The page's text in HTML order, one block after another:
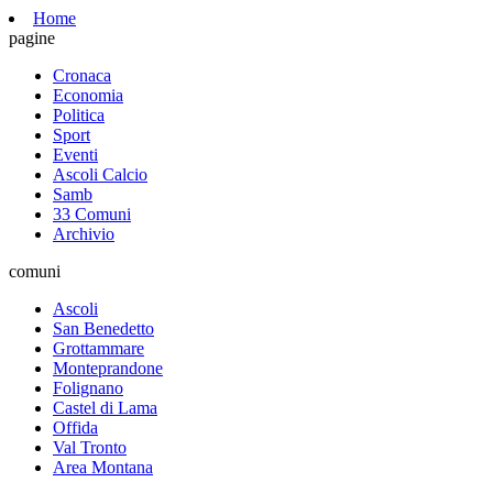
Home
pagine
Cronaca
Economia
Politica
Sport
Eventi
Ascoli Calcio
Samb
33 Comuni
Archivio
comuni
Ascoli
San Benedetto
Grottammare
Monteprandone
Folignano
Castel di Lama
Offida
Val Tronto
Area Montana